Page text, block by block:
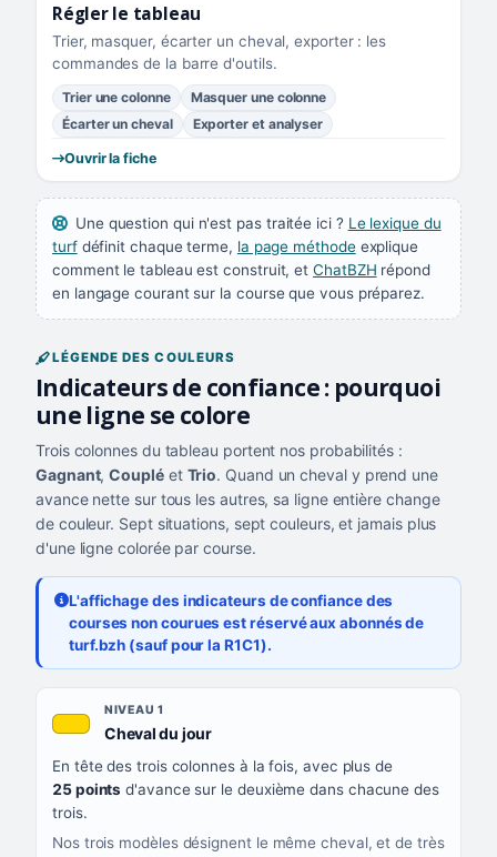
Régler le tableau
Trier, masquer, écarter un cheval, exporter : les
commandes de la barre d'outils.
Trier une colonne
Masquer une colonne
Écarter un cheval
Exporter et analyser
Ouvrir la fiche
Une question qui n'est pas traitée ici ? Le lexique du
turfdéfinit chaque terme, la page méthodeexplique
comment le tableau est construit, etChatBZH répond
en langage courant sur la course que vous préparez.
LÉGENDE DES COULEURS
Indicateurs de confiance : pourquoi
une ligne se colore
Trois colonnes du tableau portent nos probabilités :
Gagnant,Coupléet Trio. Quand un cheval y prend une
avance nette sur tous les autres, sa ligne entière change
de couleur. Sept situations, sept couleurs, et jamais plus
d'une ligne colorée par course.
L'affichage des indicateurs de confiance des
courses non courues est réservé aux abonnés de
turf.bzh (sauf pour la R1C1).
QUAND LA LIGNE PREND CETTE COULEUR
CE QUE CELA VOUS DIT
NIVEAU 1
Cheval du jour, couleur jaune or
En tête des trois colonnes à la fois, avec plus de
25 points d'avance sur le deuxième dans chacune des
trois.
Nos trois modèles désignent le même cheval, et de très